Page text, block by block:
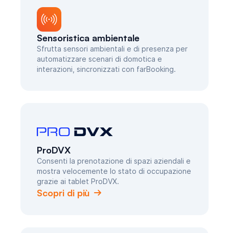
Sensoristica ambientale
Sfrutta sensori ambientali e di presenza per
automatizzare scenari di domotica e
interazioni, sincronizzati con farBooking.
ProDVX
Consenti la prenotazione di spazi aziendali e
mostra velocemente lo stato di occupazione
grazie ai tablet ProDVX.
Scopri di più